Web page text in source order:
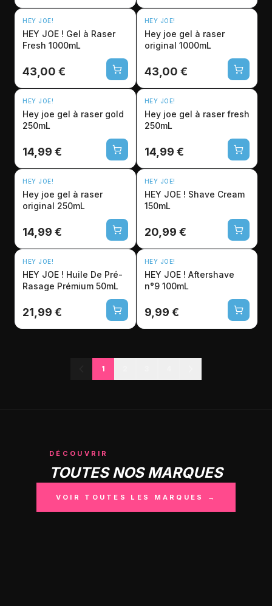
HEY JOE!
HEY JOE ! Gel à Raser
Fresh 1000mL
43,00 €
HEY JOE!
Hey joe gel à raser
original 1000mL
43,00 €
HEY JOE!
Hey joe gel à raser gold
250mL
14,99 €
HEY JOE!
Hey joe gel à raser fresh
250mL
14,99 €
HEY JOE!
Hey joe gel à raser
original 250mL
14,99 €
HEY JOE!
HEY JOE ! Shave Cream
150mL
20,99 €
HEY JOE!
HEY JOE ! Huile De Pré-
Rasage Prémium 50mL
21,99 €
HEY JOE!
HEY JOE ! Aftershave
n°9 100mL
9,99 €
1
DÉCOUVRIR
TOUTES NOS MARQUES
VOIR TOUTES LES MARQUES →